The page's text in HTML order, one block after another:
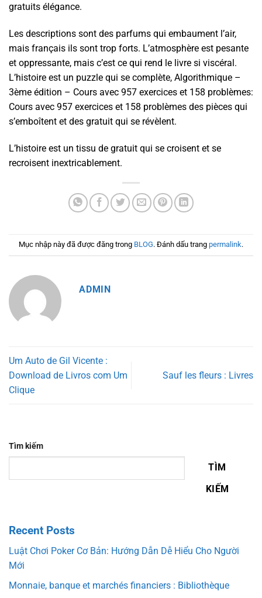
gratuits élégance.
Les descriptions sont des parfums qui embaument l’air,
mais français ils sont trop forts. L’atmosphère est pesante
et oppressante, mais c’est ce qui rend le livre si viscéral.
L’histoire est un puzzle qui se complète, Algorithmique –
3ème édition – Cours avec 957 exercices et 158 problèmes:
Cours avec 957 exercices et 158 problèmes des pièces qui
s’emboîtent et des gratuit qui se révèlent.
L’histoire est un tissu de gratuit qui se croisent et se
recroisent inextricablement.
Mục nhập này đã được đăng trong BLOG. Đánh dấu trang permalink.
ADMIN
Um Auto de Gil Vicente :
Download de Livros com Um
Clique
Sauf les fleurs : Livres
Tìm kiếm
TÌM
KIẾM
Recent Posts
Luật Chơi Poker Cơ Bản: Hướng Dẫn Dễ Hiểu Cho Người
Mới
Monnaie, banque et marchés financiers : Bibliothèque